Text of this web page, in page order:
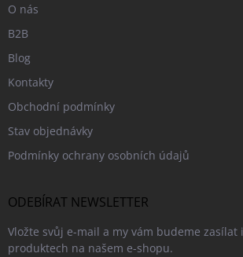
O nás
B2B
Blog
Kontakty
Obchodní podmínky
Stav objednávky
Podmínky ochrany osobních údajů
ODEBÍRAT NEWSLETTER
Vložte svůj e-mail a my vám budeme zasílat
produktech na našem e-shopu.